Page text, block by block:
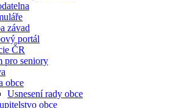
závad
portál
ČR
pro seniory
obce
Usnesení rady obce
obce